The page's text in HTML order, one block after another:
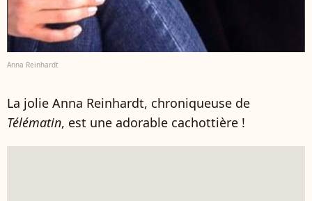
Anna Reinhardt
La jolie Anna Reinhardt, chroniqueuse de
Télématin, est une adorable cachottière !